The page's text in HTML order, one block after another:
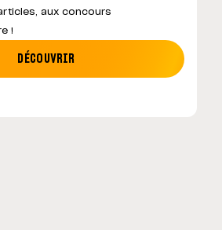
: les cinq constructeurs signent un
aux concours
!
DÉCOUVRIR